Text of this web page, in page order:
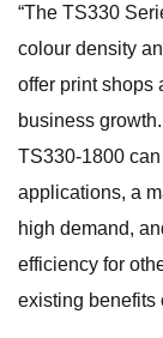
“The TS330
colour density
offer print shops
business
TS330-1800
applications, a
high demand,
efficiency for
existing benefits